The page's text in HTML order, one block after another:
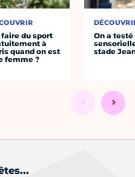
faire du sport
à
quand on est
femme ?
On a
stade